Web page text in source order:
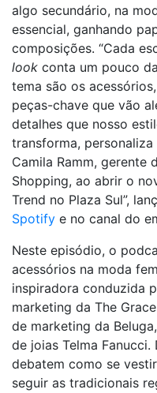
algo secundário, na
essencial, ganhando
composições. “Cada
look conta um pouco
tema são os
peças-chave que vão
detalhes que nosso
transforma, personaliza
Camila Ramm, gerente
Shopping, ao abrir o
Trend no Plaza Sul”,
Spotify e no canal do
Neste episódio, o
acessórios na moda
inspiradora conduzida
marketing da The
de marketing da
de joias Telma
debatem como se
seguir as tradicionais